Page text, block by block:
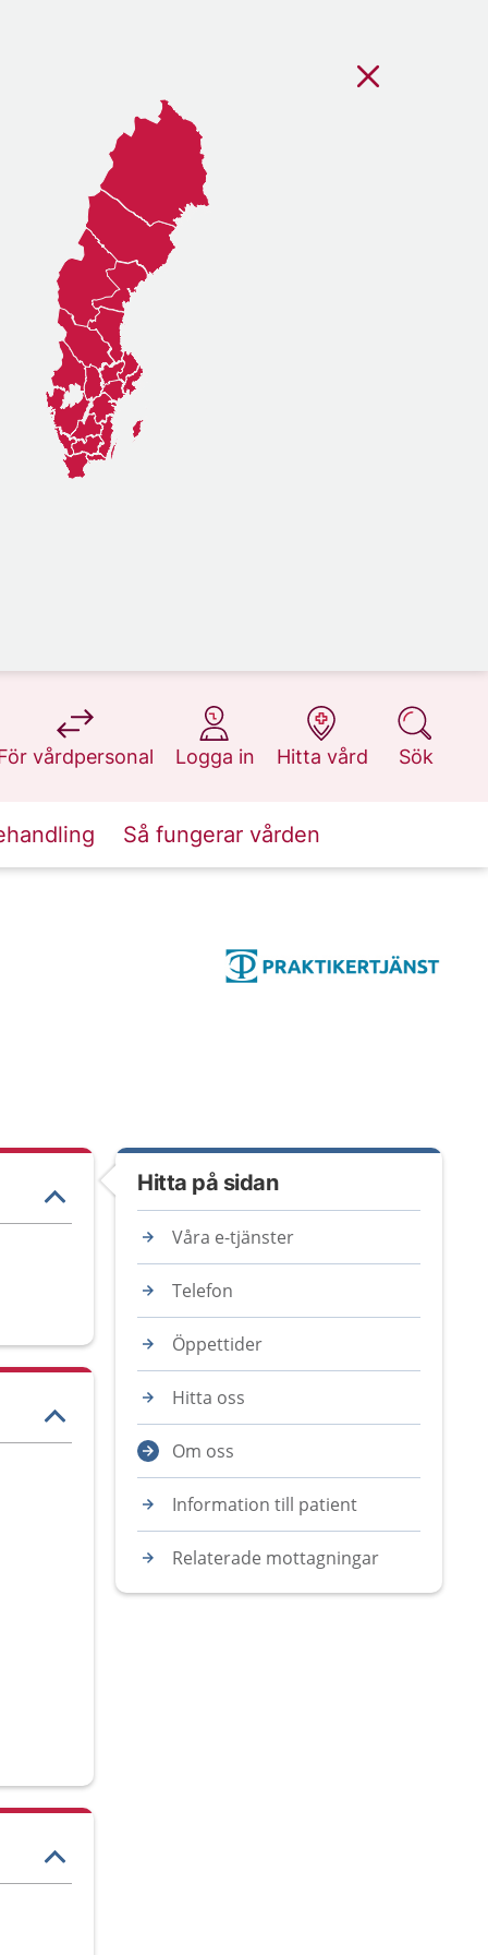
vårdpersonal
på 1177.se
Logga in
på 1177.se
Hitta vård
på 1177.se
Sök
på 1177.se
Så fungerar vården
Hitta på sidan
Våra e-tjänster
Telefon
Öppettider
Hitta oss
Om oss
Information till patient
Relaterade mottagningar